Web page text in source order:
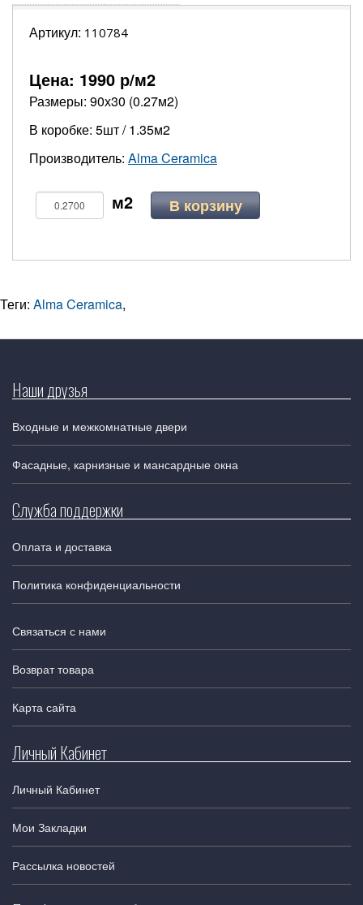
Артикул: 110784
Цена: 1990 р/м2
Размеры: 90х30 (0.27м2)
В коробке: 5шт / 1.35м2
Производитель: Alma Ceramica
В корзину
Теги: Alma Ceramica,
Наши друзья
Входные и межкомнатные двери
Фасадные, карнизные и мансардные окна
Служба поддержки
Оплата и доставка
Политика конфиденциальности
Связаться с нами
Возврат товара
Карта сайта
Личный Кабинет
Личный Кабинет
Мои Закладки
Рассылка новостей